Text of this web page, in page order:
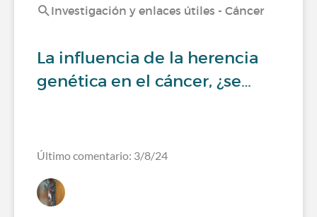
Investigación y enlaces útiles - Cáncer
La influencia de la herencia
genética en el cáncer, ¿se…
Último comentario: 3/8/24